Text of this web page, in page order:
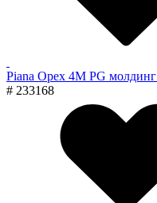
Piana Орех 4M PG молдинг
# 233168